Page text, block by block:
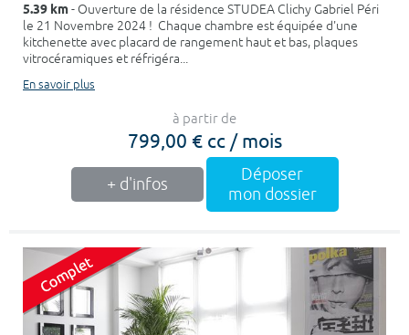
5.39 km- Ouverture de la résidence STUDEA Clichy Gabriel Péri
le 21 Novembre 2024 ! Chaque chambre est équipée d'une
kitchenette avec placard de rangement haut et bas, plaques
vitrocéramiques et réfrigéra...
En savoir plus
à partir de
799,00 € cc / mois
+ d'infos
Déposer
mon dossier